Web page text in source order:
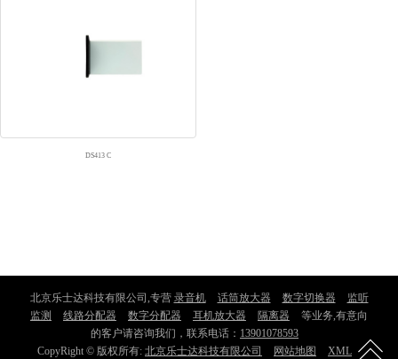
DS413 C
北京乐士达科技有限公司,专营 录音机 话筒放大器 数字切换器
监听
监测
线路分配器 数字分配器 耳机放大器 隔离器
等业务,有意向
的客户请咨询我们，联系电话： 13901078593
CopyRight © 版权所有: 北京乐士达科技有限公司 网站地图 XML